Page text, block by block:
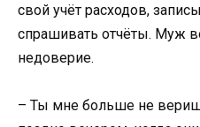
свой учёт расходов,
спрашивать отчёты. Муж
недоверие.
– Ты мне больше не